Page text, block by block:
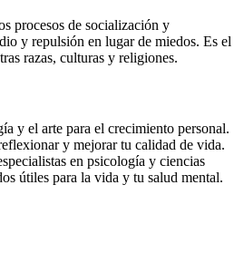
procesos de socialización y
y repulsión en lugar de miedos. Es el
razas, culturas y religiones.
y el arte para el crecimiento personal.
y mejorar tu calidad de vida.
en psicología y ciencias
útiles para la vida y tu salud mental.